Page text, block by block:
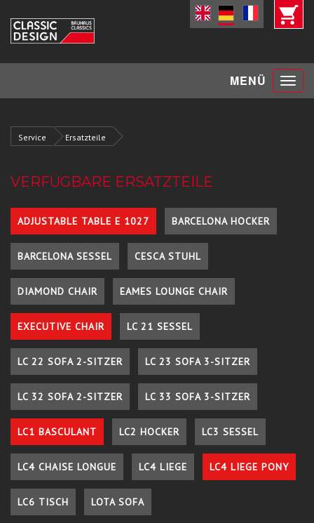
MENÜ Toggle
Service Ersatzteile
VERFÜGBARE ERSATZTEILE
ADJUSTABLE TABLE E 1027 BARCELONA HOCKER
BARCELONA SESSEL CESCA STUHL
DIAMOND CHAIR EAMES LOUNGE CHAIR
EXECUTIVE CHAIR LC 21 SESSEL
LC 22 SOFA 2-SITZER LC 23 SOFA 3-SITZER
LC 32 SOFA 2-SITZER LC 33 SOFA 3-SITZER
LC1 BASCULANT LC2 HOCKER LC3 SESSEL
LC4 CHAISE LONGUE LC4 LIEGE LC4 LIEGE PONY
LC6 TISCH LOTA SOFA